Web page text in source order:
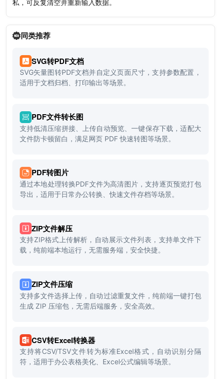
同类推荐
SVG转PDF文档
SVG矢量图转PDF文档并自定义页面尺寸，支持参数配置，
适用于文档归档、打印输出等场景。
PDF文件转长图
支持低清压缩拼接、上传自动预览、一键保存下载，适配大
文件防卡顿留白，满足网页 PDF 快速转图等场景。
PDF转图片
通过本地处理转换PDF文件为高清图片，支持逐页预览打包
导出，适用于日常办公转换、快速文件存档等场景。
ZIP文件解压
支持ZIP格式上传解析，自动展示文件列表，支持单文件下
载，纯前端本地运行，无需服务端，安全快捷。
ZIP文件压缩
支持多文件选择上传，自动过滤重复文件，纯前端一键打包
生成 ZIP 压缩包，无需后端服务，安全高效。
CSV转Excel转换器
支持将CSV/TSV文件转为标准Excel格式，自动识别分隔
符，适用于办公表格美化、Excel公式编辑等场景。